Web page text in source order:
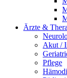
Ärzte &
Akut /
Pflege